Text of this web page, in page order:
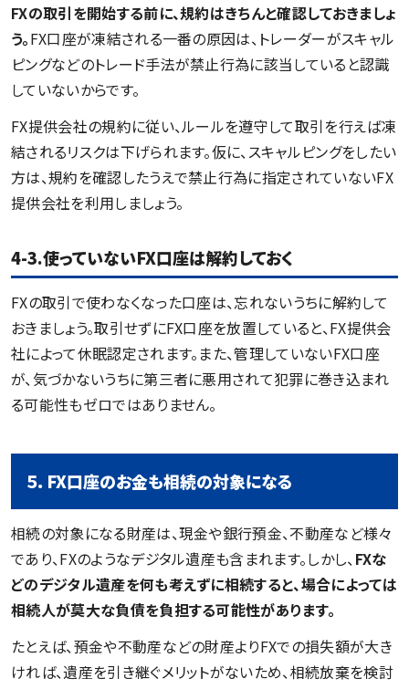
FXの取引を開始する前に、規約はきちんと確認しておきましょ
う。FX口座が凍結される一番の原因は、トレーダーがスキャル
ピングなどのトレード手法が禁止行為に該当していると認識
していないからです。
FX提供会社の規約に従い、ルールを遵守して取引を行えば凍
結されるリスクは下げられます。仮に、スキャルピングをしたい
方は、規約を確認したうえで禁止行為に指定されていないFX
提供会社を利用しましょう。
4-3.使っていないFX口座は解約しておく
FXの取引で使わなくなった口座は、忘れないうちに解約して
おきましょう。取引せずにFX口座を放置していると、FX提供会
社によって休眠認定されます。また、管理していないFX口座
が、気づかないうちに第三者に悪用されて犯罪に巻き込まれ
る可能性もゼロではありません。
５．FX口座のお金も相続の対象になる
相続の対象になる財産は、現金や銀行預金、不動産など様々
であり、FXのようなデジタル遺産も含まれます。しかし、 FXな
どのデジタル遺産を何も考えずに相続すると、場合によっては
相続人が莫大な負債を負担する可能性があります。
たとえば、預金や不動産などの財産よりFXでの損失額が大き
ければ、遺産を引き継ぐメリットがないため、相続放棄を検討